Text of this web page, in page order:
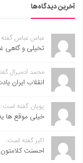
آخرین دیدگاه‌ها
عباس عباس
تخیلی و گاهی
محمد آدمیرال
انقلاب ایران
پویان گفته است:
خیلی موقع ها
اکبر گفته است:
احسنت